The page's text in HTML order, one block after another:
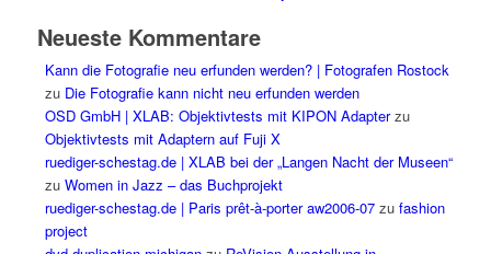
Neueste Kommentare
Kann die Fotografie neu erfunden werden? | Fotografen Rostock
zu Die Fotografie kann nicht neu erfunden werden
OSD GmbH | XLAB: Objektivtests mit KIPON Adapterzu
Objektivtests mit Adaptern auf Fuji X
ruediger-schestag.de | XLAB bei der „Langen Nacht der Museen“
zu Women in Jazz – das Buchprojekt
ruediger-schestag.de | Paris prêt-à-porter aw2006-07zu fashion
project